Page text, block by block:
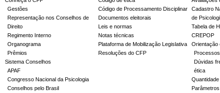
Gestões
Representação nos Conselhos de
Direito
Regimento Interno
Organograma
Prêmios
Sistema Conselhos
APAF
Congresso Nacional da Psicologia
Conselhos pelo Brasil
Código de Processamento Disciplinar
Documentos eleitorais
Leis e normas
Notas técnicas
Plataforma de Mobilização Legislativa
Resoluções do CFP
Cadastro
de
Tabela de
CREPOP
Orientação
Dúvidas
ética